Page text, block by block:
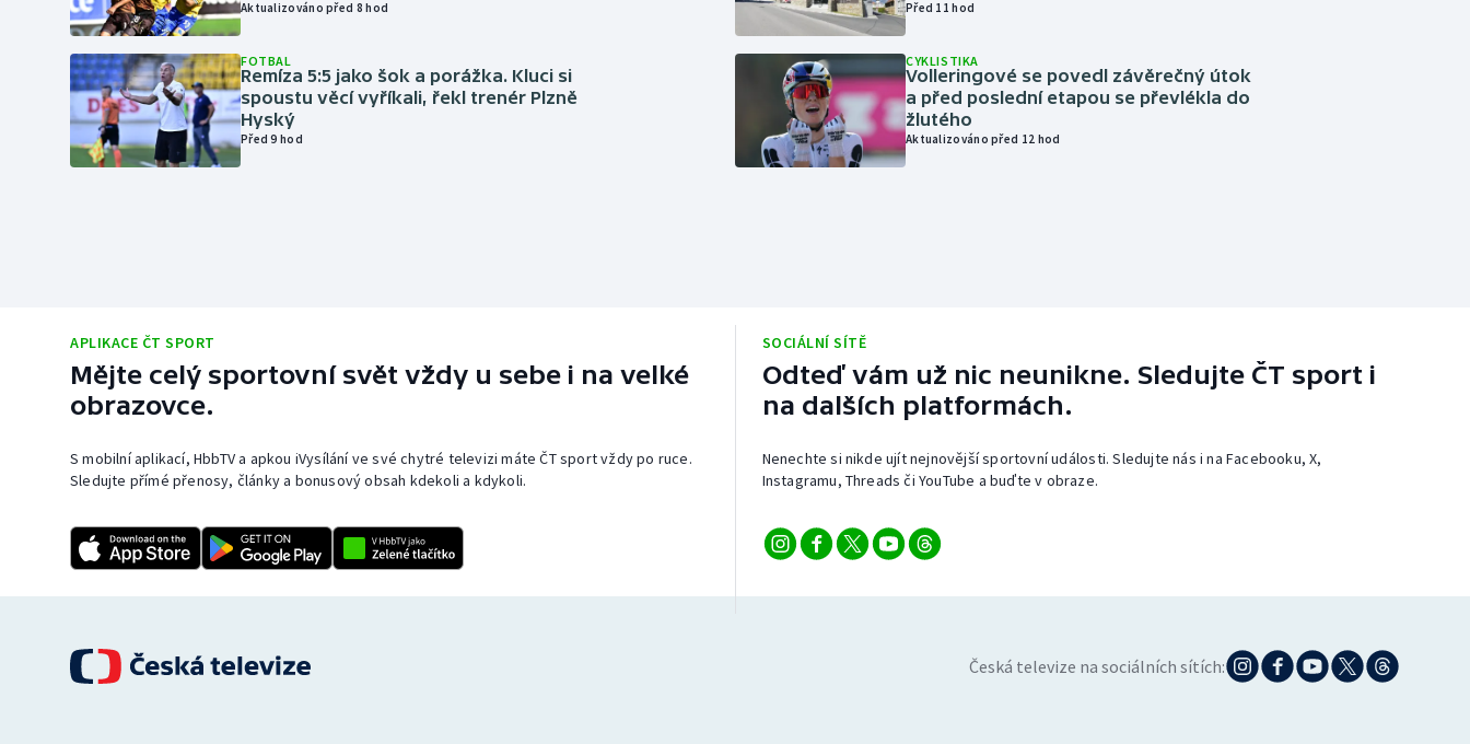
Aktualizováno před 8 hod
FOTBAL
Remíza 5:5 jako šok a porážka. Kluci si
spoustu věcí vyříkali, řekl trenér Plzně
Hyský
Před 9 hod
Před 11 hod
CYKLISTIKA
Volleringové se povedl závěrečný útok
a před poslední etapou se převlékla do
žlutého
Aktualizováno před 12 hod
APLIKACE ČT SPORT
Mějte celý sportovní svět vždy u sebe i na velké
obrazovce.
S mobilní aplikací, HbbTV a apkou iVysílání ve své chytré televizi máte ČT sport vždy po ruce.
Sledujte přímé přenosy, články a bonusový obsah kdekoli a kdykoli.
SOCIÁLNÍ SÍTĚ
Odteď vám už nic neunikne. Sledujte ČT sport i
na dalších platformách.
Nenechte si nikde ujít nejnovější sportovní události. Sledujte nás i na Facebooku, X,
Instagramu, Threads či YouTube a buďte v obraze.
Česká televize na sociálních sítích: